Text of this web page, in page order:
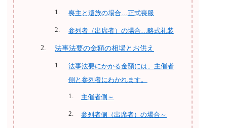
喪主と遺族の場合…正式喪服
参列者（出席者）の場合…略式礼装
法事法要の金額の相場とお供え
法事法要にかかる金額には、主催者
側と参列者にわかれます。
主催者側～
参列者側（出席者）の場合～